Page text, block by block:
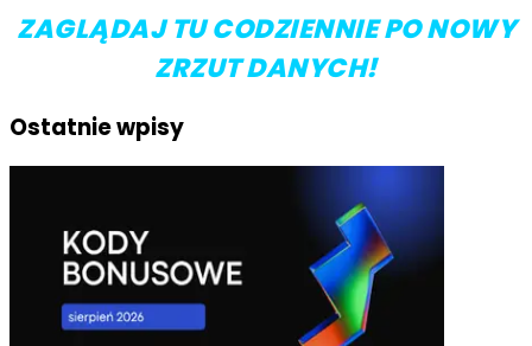
ZAGLĄDAJ TU CODZIENNIE PO NOWY
ZRZUT DANYCH!
Ostatnie wpisy